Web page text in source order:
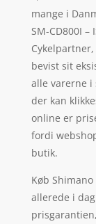
mange i
SM-CD800I –
bevist sit
alle varerne i
der kan
online er
fordi
butik.
Køb Shimano
allerede i